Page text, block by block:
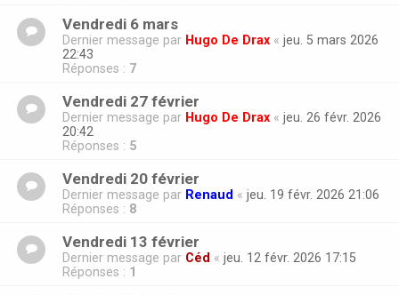
Vendredi 6 mars
Dernier message par Hugo De Drax « jeu. 5 mars 2026
22:43
Réponses : 7
Vendredi 27 février
Dernier message par Hugo De Drax « jeu. 26 févr. 2026
20:42
Réponses : 5
Vendredi 20 février
Dernier message par Renaud « jeu. 19 févr. 2026 21:06
Réponses : 8
Vendredi 13 février
Dernier message par Céd « jeu. 12 févr. 2026 17:15
Réponses : 1